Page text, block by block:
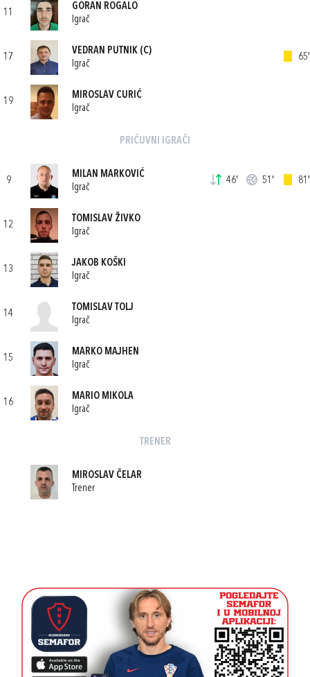
11
GORAN ROGALO
Igrač
17
VEDRAN PUTNIK (C)
Igrač
65'
19
MIROSLAV CURIĆ
Igrač
PRIČUVNI IGRAČI
9
MILAN MARKOVIĆ
Igrač
46' 51' 81'
12
TOMISLAV ŽIVKO
Igrač
13
JAKOB KOŠKI
Igrač
14
TOMISLAV TOLJ
Igrač
15
MARKO MAJHEN
Igrač
16
MARIO MIKOLA
Igrač
TRENER
MIROSLAV ČELAR
Trener